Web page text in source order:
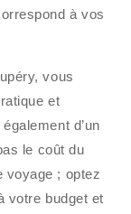
à vos
vous
et
d’un
le coût du
voyage ; optez
votre budget et